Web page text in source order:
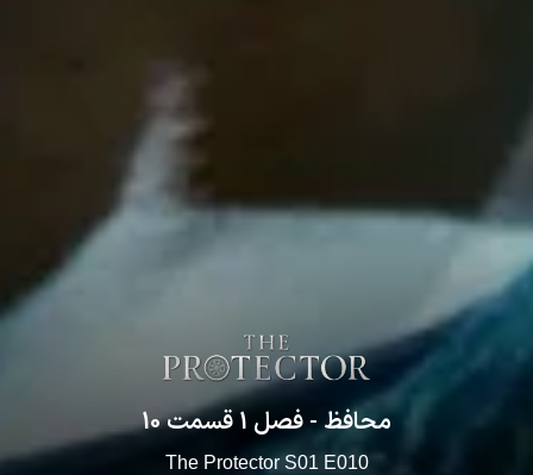
محافظ- فصل 1 قسمت10
The ProtectorS01 E010